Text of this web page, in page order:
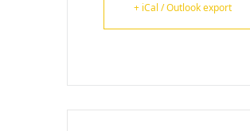
+ iCal / Outlook export